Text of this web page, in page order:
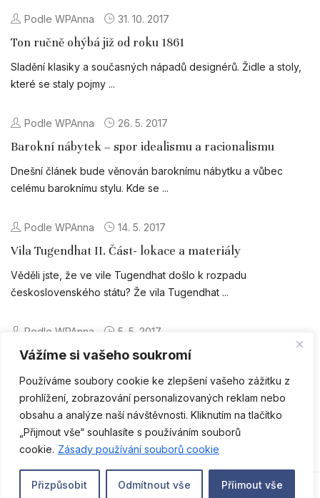
Vážíme si vašeho soukromí
Používáme soubory cookie ke zlepšení vašeho zážitku z
prohlížení, zobrazování personalizovaných reklam nebo
obsahu a analýze naší návštěvnosti. Kliknutím na tlačítko
„Přijmout vše“ souhlasíte s používáním souborů
cookie. Zásady používání souborů cookie
Přizpůsobit Odmítnout vše Příimout vše
Podle WPAnna 31. 10. 2017
Ton ručně ohýbá již od roku 1861
Sladění klasiky a současných nápadů designérů. Židle a stoly,
které se staly pojmy ...
Podle WPAnna 26. 5. 2017
Barokní nábytek – spor idealismu a racionalismu
Dnešní článek bude věnován baroknímu nábytku a vůbec
celému baroknímu stylu. Kde se ...
Podle WPAnna 14. 5. 2017
Vila Tugendhat II. Část- lokace a materiály
Věděli jste, že ve vile Tugendhat došlo k rozpadu
československého státu? Že vila Tugendhat ...
Podle WPAnna 5. 5. 2017
Vila Tugendhat- architektonická moderna na dosah I.
část
Všichni asi víte, že vila Tugendhat se nachází v Brně a je to
výjimečné ...
Předchozí 1 2 3